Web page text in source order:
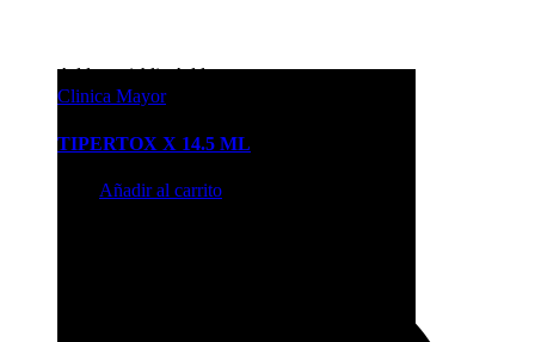
Add to wishlistAdd to compare
Clinica Mayor
TIPERTOX X 14.5 ML
Añadir al carrito